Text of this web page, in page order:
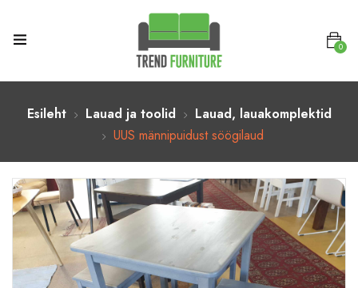
0
Esileht Lauad ja toolid
Lauad, lauakomplektid
UUS männipuidust söögilaud